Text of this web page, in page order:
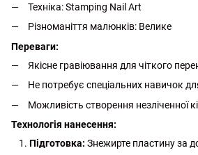
Техніка: Stamping Nail Art
Різноманіття малюнків: Велике
Переваги:
Якісне гравіювання для чіткого
Не потребує спеціальних навичок
Можливість створення незліченної
Технологія нанесення:
Підготовка: Знежирте пластину за